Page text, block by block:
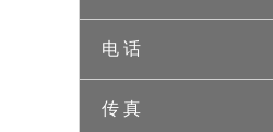
电 话
传 真